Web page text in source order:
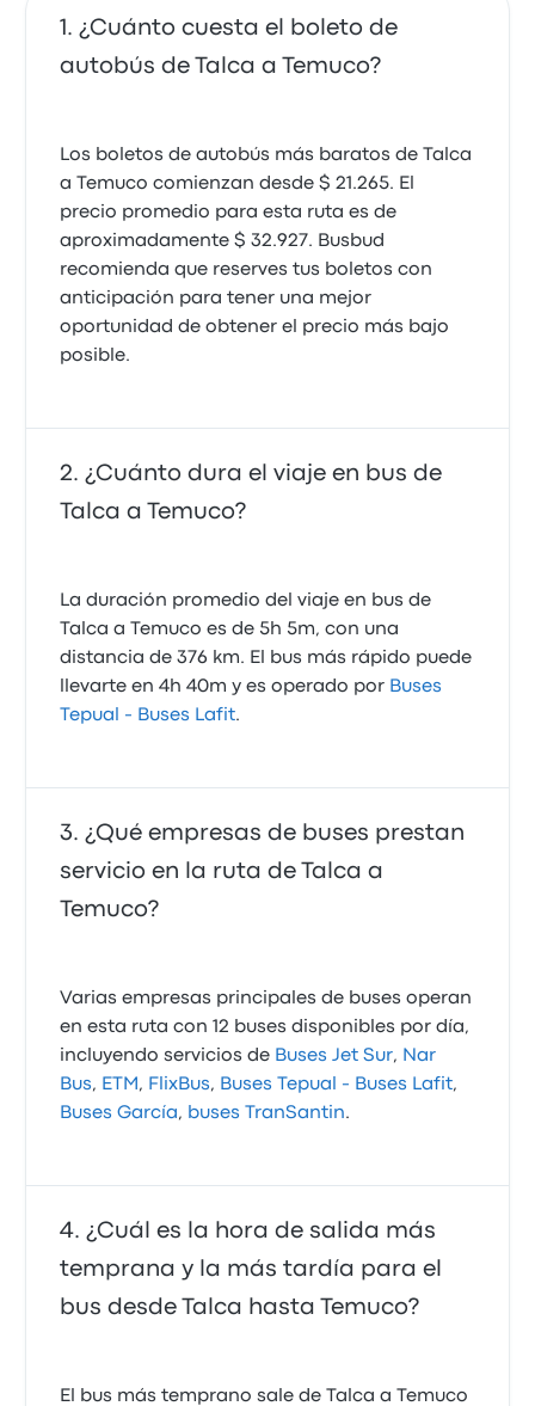
¿Cuánto cuesta el boleto de
autobús de Talca a Temuco?
Los boletos de autobús más baratos de Talca
a Temuco comienzan desde $ 21.265. El
precio promedio para esta ruta es de
aproximadamente $ 32.927. Busbud
recomienda que reserves tus boletos con
anticipación para tener una mejor
oportunidad de obtener el precio más bajo
posible.
¿Cuánto dura el viaje en bus de
Talca a Temuco?
La duración promedio del viaje en bus de
Talca a Temuco es de 5h 5m, con una
distancia de 376 km. El bus más rápido puede
llevarte en 4h 40m y es operado por Buses
Tepual - Buses Lafit.
¿Qué empresas de buses prestan
servicio en la ruta de Talca a
Temuco?
Varias empresas principales de buses operan
en esta ruta con 12 buses disponibles por día,
incluyendo servicios de Buses Jet Sur, Nar
Bus, ETM , FlixBus, Buses Tepual - Buses Lafit,
Buses García, buses TranSantin.
¿Cuál es la hora de salida más
temprana y la más tardía para el
bus desde Talca hasta Temuco?
El bus más temprano sale de Talca a Temuco